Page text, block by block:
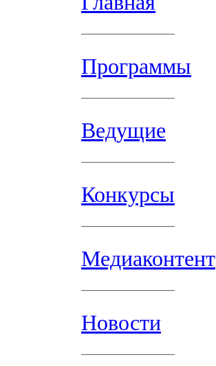
Программы
Ведущие
Конкурсы
Медиаконтент
Новости